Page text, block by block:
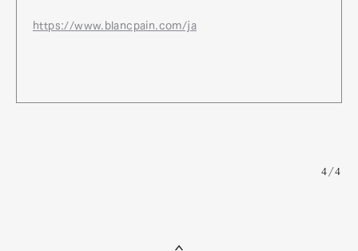
https://www.blancpain.com/ja
4/4